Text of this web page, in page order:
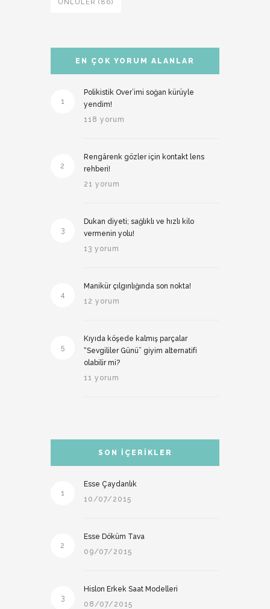
ÜNLÜLER (86)
EN ÇOK YORUM ALANLAR
1
Polikistik Over’imi soğan kürüyle
yendim!
118 yorum
2
Rengârenk gözler için kontakt lens
rehberi!
21 yorum
3
Dukan diyeti; sağlıklı ve hızlı kilo
vermenin yolu!
13 yorum
4
Manikür çılgınlığında son nokta!
12 yorum
5
Kıyıda köşede kalmış parçalar
“Sevgililer Günü” giyim alternatifi
olabilir mi?
11 yorum
SON İÇERIKLER
1
Esse Çaydanlık
10/07/2015
2
Esse Döküm Tava
09/07/2015
3
Hislon Erkek Saat Modelleri
08/07/2015